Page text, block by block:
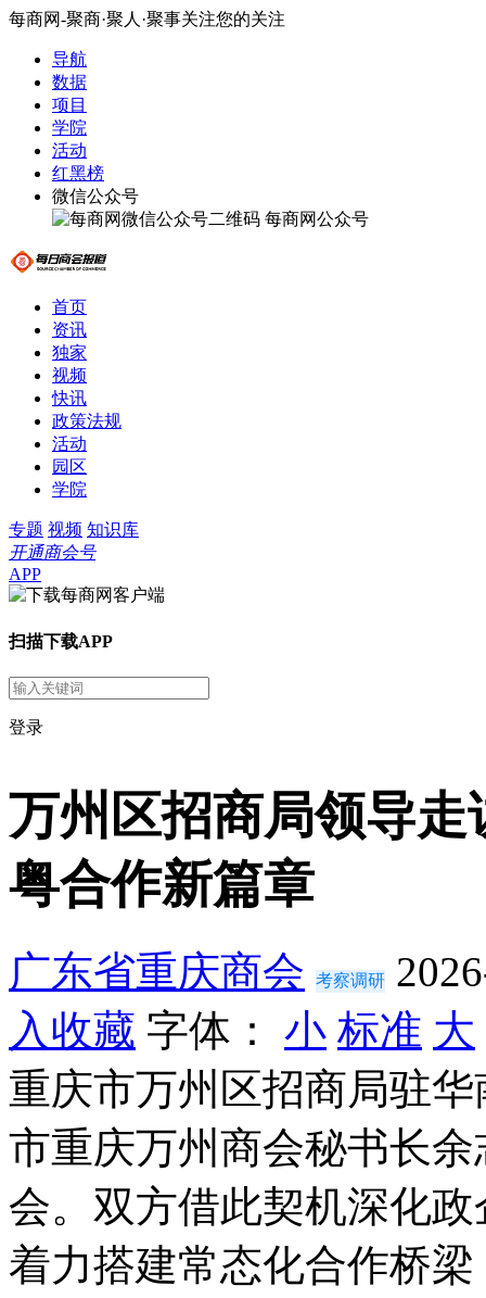
每商网-聚商·聚人·聚事关注您的关注
导航
数据
项目
学院
活动
红黑榜
微信公众号
每商网公众号
首页
资讯
独家
视频
快讯
政策法规
活动
园区
学院
专题 视频 知识库
开通商会号
APP
扫描下载APP
登录
万州区招商局领导
粤合作新篇章
广东省重庆商会 考察调研
入收藏 字体： 小 标准 大
重庆市万州区招商局驻
市重庆万州商会秘书长
会。双方借此契机深化
着力搭建常态化合作桥